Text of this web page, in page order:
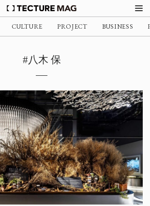
CULTURE PROJECT BUSINESS
#八木 保